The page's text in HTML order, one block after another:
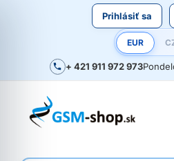
Prihlásiť sa
EUR
+ 421 911 972 973